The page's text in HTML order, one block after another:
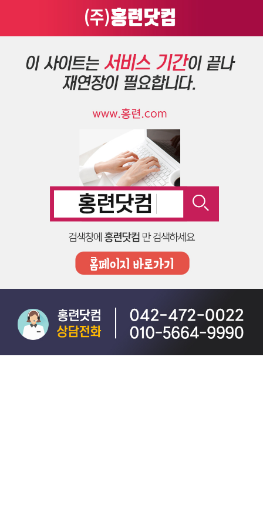
36컨테이너농막 견적문의
비밀글 기능으로 보호된 글입니다.
작성자와 관리자만 열람하실 수 있습니다. 본인이라면 비밀번호를 입력하세요.
돌아가기